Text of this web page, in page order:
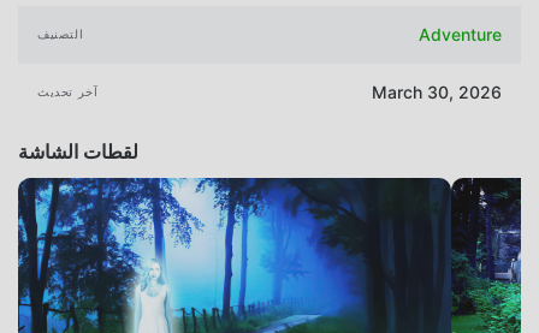
التصنيف Adventure
آخر تحديث March 30, 2026
لقطات الشاشة